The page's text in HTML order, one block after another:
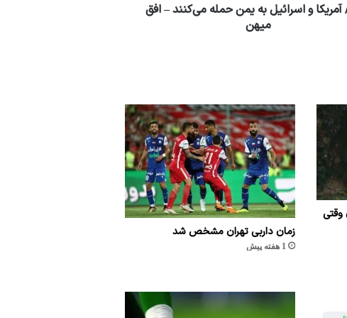
و اسرائیل به یمن حمله می‌کنند – افق
میهن
وقتی
زمان داربی تهران مشخص شد
1 هفته پیش